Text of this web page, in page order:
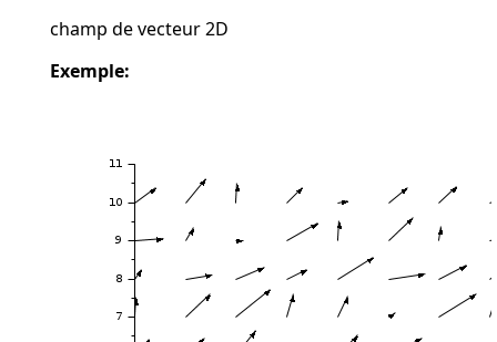
champ de vecteur 2D
Exemple: